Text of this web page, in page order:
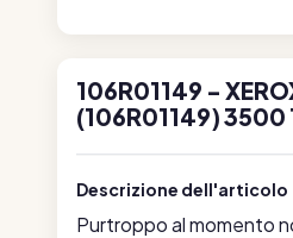
106R01149 -
(106R01149) 3500
Descrizione dell'articolo
Purtroppo al momento